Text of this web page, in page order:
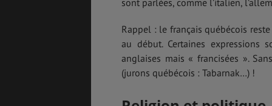
sont parlées, comme l’italien,
Rappel : le français québécois
au début. Certaines expressions
anglaises mais « francisées ».
(jurons québécois : Tabarnak…) !